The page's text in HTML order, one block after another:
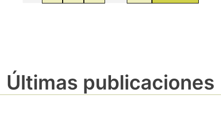
Últimas publicaciones